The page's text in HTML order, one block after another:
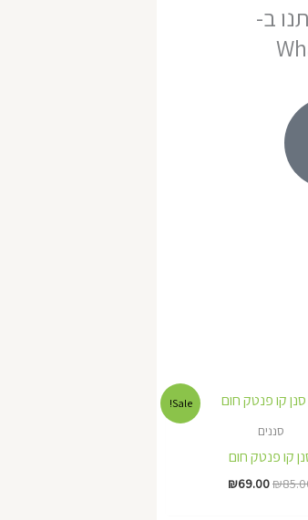
ב-
Sale!
סננים
קו פנטק חום
₪
המחיר
המקורי
היה:
₪69.00
המחיר
הנוכחי